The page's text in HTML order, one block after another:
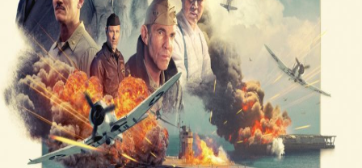
Professional